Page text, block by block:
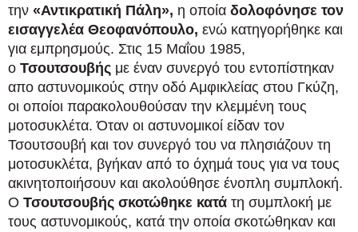
την «Αντικρατική Πάλη», η οποία δολοφόνησε τον
εισαγγελέα Θεοφανόπουλο, ενώ κατηγορήθηκε και
για εμπρησμούς. Στις 15 Μαΐου 1985,
ο Τσουτσουβής με έναν συνεργό του εντοπίστηκαν
απο αστυνομικούς στην οδό Αμφικλείας στου Γκύζη,
οι οποίοι παρακολουθούσαν την κλεμμένη τους
μοτοσυκλέτα. Όταν οι αστυνομικοί είδαν τον
Τσουτσουβή και τον συνεργό του να πλησιάζουν τη
μοτοσυκλέτα, βγήκαν από το όχημά τους για να τους
ακινητοποιήσουν και ακολούθησε ένοπλη συμπλοκή.
Ο Τσουτσουβής σκοτώθηκε κατά τη συμπλοκή με
τους αστυνομικούς, κατά την οποία σκοτώθηκαν και